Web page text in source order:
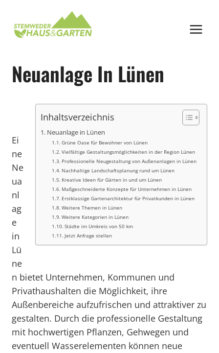
springen
Neuanlage In Lünen
Inhaltsverzeichnis
Neuanlage in Lünen
Grüne Oase für Bewohner von Lünen
Vielfältige Gestaltungsmöglichkeiten in der Region Lünen
Professionelle Neugestaltung von Außenanlagen in Lünen
Nachhaltige Landschaftsplanung rund um Lünen
Kreative Ideen für Gärten in und um Lünen
Maßgeschneiderte Konzepte für Unternehmen in Lünen
Erstklassige Gartenarchitektur für Privatkunden in Lünen
Weitere Themen in Lünen
Weitere Kategorien in Lünen
Städte im Umkreis von 50 km
Jetzt Anfrage stellen
Ei
ne
Ne
ua
nl
ag
e
in
Lü
ne
n bietet Unternehmen, Kommunen und
Privathaushalten die Möglichkeit, ihre
Außenbereiche aufzufrischen und attraktiver zu
gestalten. Durch die professionelle Gestaltung
mit hochwertigen Pflanzen, Gehwegen und
eventuell Wasserelementen können neue